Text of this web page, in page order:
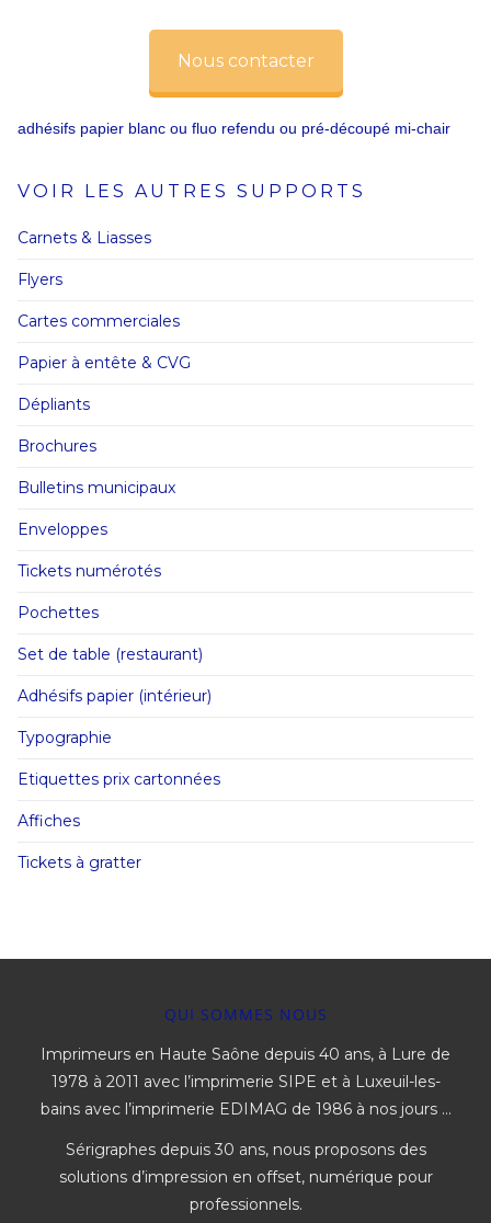
Nous contacter
adhésifs papier blanc ou fluo refendu ou pré-découpé mi-chair
VOIR LES AUTRES SUPPORTS
Carnets & Liasses
Flyers
Cartes commerciales
Papier à entête & CVG
Dépliants
Brochures
Bulletins municipaux
Enveloppes
Tickets numérotés
Pochettes
Set de table (restaurant)
Adhésifs papier (intérieur)
Typographie
Etiquettes prix cartonnées
Affiches
Tickets à gratter
QUI SOMMES NOUS
Imprimeurs en Haute Saône depuis 40 ans, à Lure de
1978 à 2011 avec l’imprimerie SIPE et à Luxeuil-les-
bains avec l’imprimerie EDIMAG de 1986 à nos jours …
Sérigraphes depuis 30 ans, nous proposons des
solutions d’impression en offset, numérique pour
professionnels.